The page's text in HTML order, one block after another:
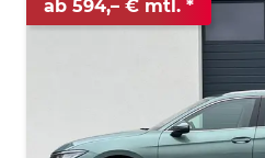
ab 594,– € mtl.